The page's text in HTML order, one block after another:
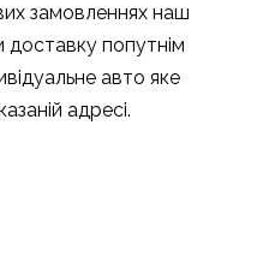
замовленнях наш
попутнім
авто яке
адресі.